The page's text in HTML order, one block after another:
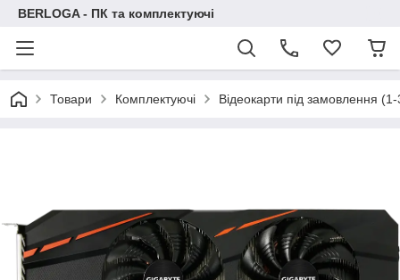
BERLOGA - ПК та комплектуючі
Товари Комплектуючі Відеокарти під замовлення (1-